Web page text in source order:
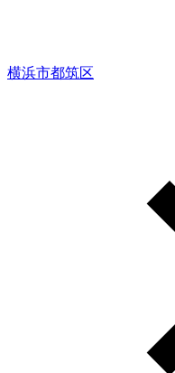
横浜市都筑区